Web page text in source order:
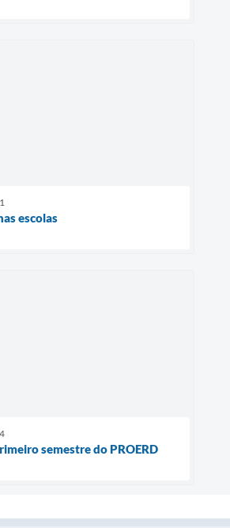
escolas
semestre do PROERD